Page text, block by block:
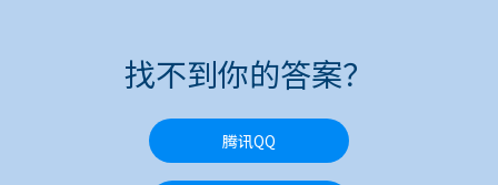
找不到你的答案？
腾讯QQ